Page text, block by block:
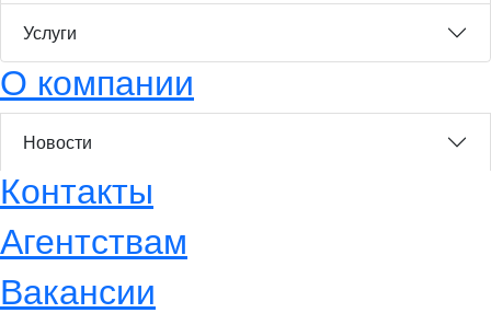
Услуги
О компании
Новости
Контакты
Агентствам
Вакансии